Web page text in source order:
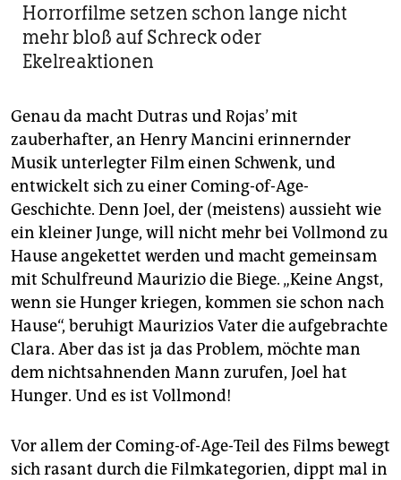
Horrorfilme setzen schon lange nicht
mehr bloß auf Schreck oder
Ekelreaktionen
Genau da macht Dutras und Rojas’ mit
zauberhafter, an Henry Mancini erinnernder
Musik unterlegter Film einen Schwenk, und
entwickelt sich zu einer Coming-of-Age-
Geschichte. Denn Joel, der (meistens) aussieht wie
ein kleiner Junge, will nicht mehr bei Vollmond zu
Hause angekettet werden und macht gemeinsam
mit Schulfreund Maurizio die Biege. „Keine Angst,
wenn sie Hunger kriegen, kommen sie schon nach
Hause“, beruhigt Maurizios Vater die aufgebrachte
Clara. Aber das ist ja das Problem, möchte man
dem nichtsahnenden Mann zurufen, Joel hat
Hunger. Und es ist Vollmond!
Vor allem der Coming-of-Age-Teil des Films bewegt
sich rasant durch die Filmkategorien, dippt mal in